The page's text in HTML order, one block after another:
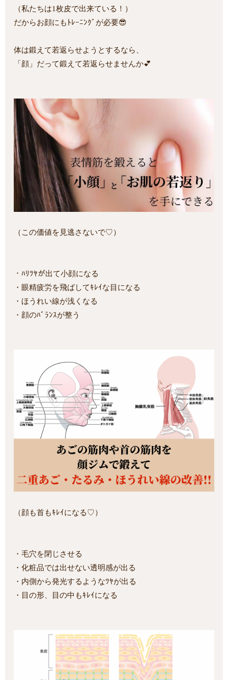
（私たちは1枚皮で出来ている！）
だからお顔にもﾄﾚｰﾆﾝｸﾞが必要😎
体は鍛えて若返らせようとするなら、
「顔」だって鍛えて若返らせませんか💕
（この価値を見逃さないで♡）
・ﾊﾘﾂﾔが出て小顔になる
・眼精疲労を飛ばしてｷﾚｲな目になる
・ほうれい線が浅くなる
・顔のﾊﾞﾗﾝｽが整う
（顔も首もｷﾚｲになる♡）
・毛穴を閉じさせる
・化粧品では出せない透明感が出る
・内側から発光するようなﾂﾔが出る
・目の形、目の中もｷﾚｲになる